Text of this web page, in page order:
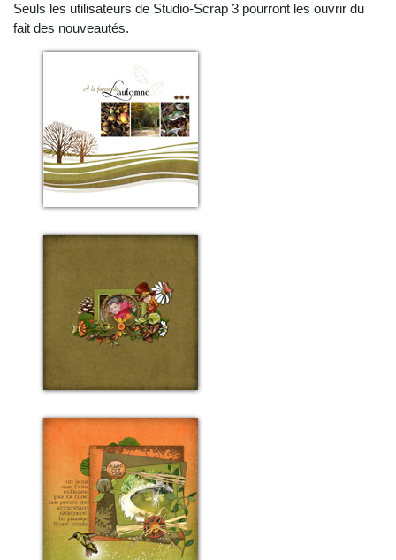
Seuls les utilisateurs de Studio-Scrap 3 pourront les ouvrir du
fait des nouveautés.